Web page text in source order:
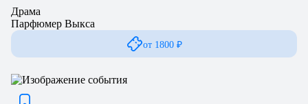
Драма
Парфюмер Выкса
от 1800 ₽